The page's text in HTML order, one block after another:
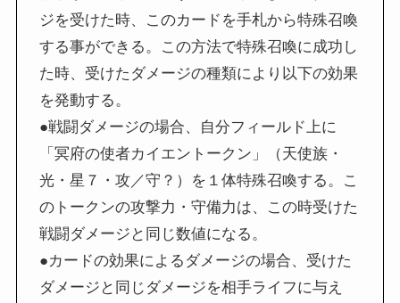
ジを受けた時、このカードを手札から特殊召喚
する事ができる。この方法で特殊召喚に成功し
た時、受けたダメージの種類により以下の効果
を発動する。
●戦闘ダメージの場合、自分フィールド上に
「冥府の使者カイエントークン」（天使族・
光・星７・攻／守？）を１体特殊召喚する。こ
のトークンの攻撃力・守備力は、この時受けた
戦闘ダメージと同じ数値になる。
●カードの効果によるダメージの場合、受けた
ダメージと同じダメージを相手ライフに与え